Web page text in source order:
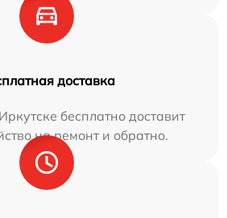
доставка
бесплатно доставит
на ремонт и обратно.